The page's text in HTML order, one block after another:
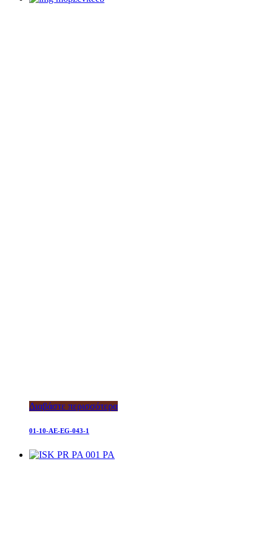
Διαβάστε περισσότερα
01-10-AE-EG-043-1